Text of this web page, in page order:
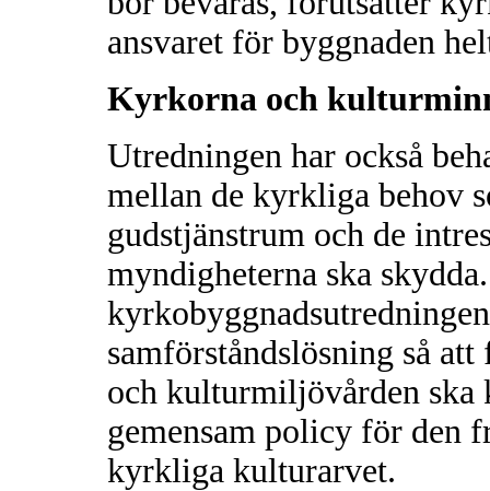
ansvaret för byggnaden
Kyrkorna och
Utredningen har också
mellan de kyrkliga behov
gudstjänstrum och de
myndigheterna ska
samförståndslösning så
och kulturmiljövården ska
gemensam policy för den
kyrkliga kulturarvet.